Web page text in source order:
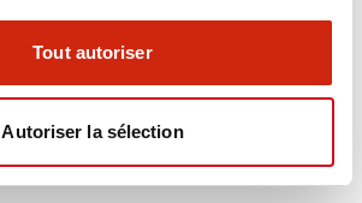
Tout autoriser
Autoriser la sélection
Specifications
fichiers